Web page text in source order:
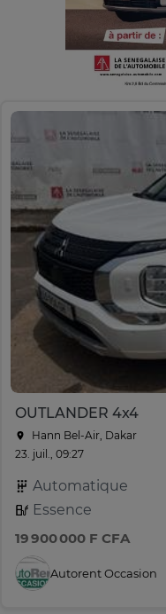
OUTLANDER 4x4
Hann Bel-Air, Dakar
23. juil., 09:27
Automatique
Essence
19 900 000 F CFA
Autorent Occasion